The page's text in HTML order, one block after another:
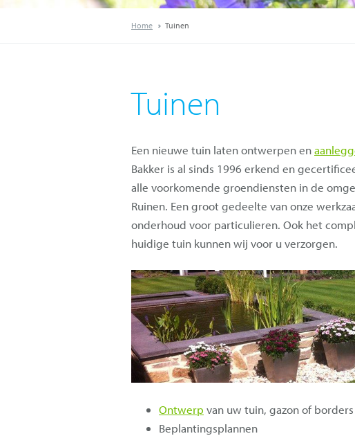
Home Tuinen
Tuinen
Een nieuwe tuin laten ontwerpen en
Bakker is al sinds 1996 erkend en
alle voorkomende groendiensten in de
Ruinen. Een groot gedeelte van onze
onderhoud voor particulieren. Ook het
huidige tuin kunnen wij voor u verzorgen.
Ontwerp van uw tuin, gazon of borders
Beplantingsplannen